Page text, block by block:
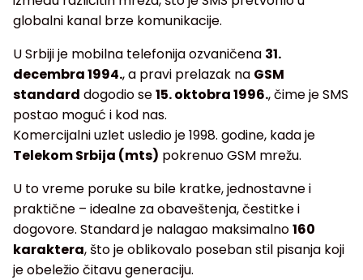
globalni kanal brze komunikacije.
U Srbiji je mobilna telefonija ozvaničena 31.
decembra 1994., a pravi prelazak na GSM
standard dogodio se15. oktobra 1996., čime je SMS
postao moguć i kod nas.
Komercijalni uzlet usledio je 1998. godine, kada je
Telekom Srbija (mts) pokrenuo GSM mrežu.
U to vreme poruke su bile kratke, jednostavne i
praktične – idealne za obaveštenja, čestitke i
dogovore. Standard je nalagao maksimalno160
karaktera, što je oblikovalo poseban stil pisanja koji
je obeležio čitavu generaciju.